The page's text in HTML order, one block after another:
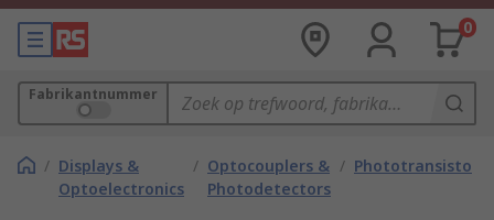
0
Fabrikantnummer
/ Displays &
Optoelectronics
/ Optocouplers &
Photodetectors
/ Phototransistors